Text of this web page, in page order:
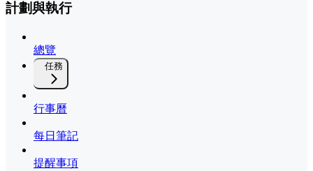
計劃與執行
總覽
任務
行事曆
每日筆記
提醒事項